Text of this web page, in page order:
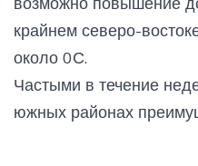
крайнем северо-
около 0С.
Частыми в течение
южных районах